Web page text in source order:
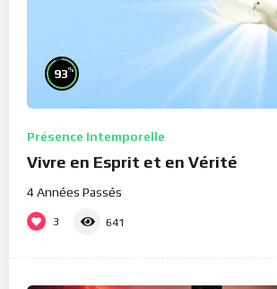
93%
Présence Intemporelle
Vivre en Esprit et en Vérité
4 Années Passés
3 641